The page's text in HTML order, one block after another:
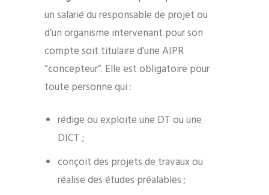
un salarié du responsable de projet ou
d’un organisme intervenant pour son
compte soit titulaire d’une AIPR
“concepteur”. Elle est obligatoire pour
toute personne qui :
rédige ou exploite une DT ou une
DICT ;
conçoit des projets de travaux ou
réalise des études préalables ;